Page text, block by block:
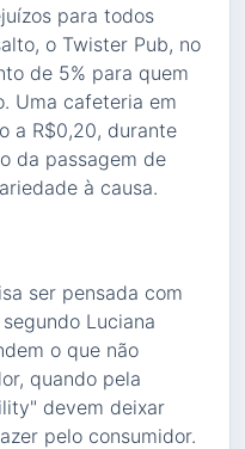
para todos
o Twister Pub, no
de 5% para quem
Uma cafeteria em
a R$0,20, durante
da passagem de
à causa.
ser pensada com
Luciana
o que não
quando pela
devem deixar
pelo consumidor.